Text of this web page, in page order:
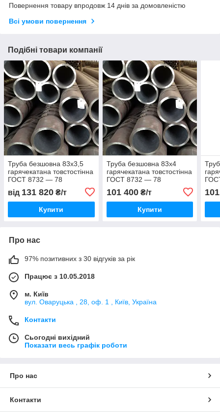
Повернення товару впродовж 14 днів за домовленістю
Всі умови повернення
Подібні товари компанії
Труба безшовна 83х3,5
гарячекатана товстостінна
ГОСТ 8732 — 78
від 131 820 ₴/т
Купити
Труба безшовна 83х4
гарячекатана товстостінна
ГОСТ 8732 — 78
101 400₴/т
Купити
Про нас
97% позитивних з 30 відгуків за рік
Працює з 10.05.2018
м. Київ
вул. Оваруцька , 28, оф. 1 , Київ, Україна
Контакти
Сьогодні вихідний
Показати весь графік роботи
Про нас
Контакти